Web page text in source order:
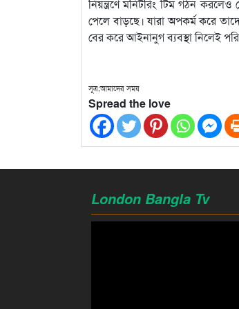
নিয়ন্ত্রণে মনিটরিং টিম গঠন
পেলে বাড়ছে। যারা অপকর্ম করে
বের করে আইনানুগ ব্যবস্থা নিলেই
সূত্র;আমাদের সময়
Spread the love
London Bangla Tv